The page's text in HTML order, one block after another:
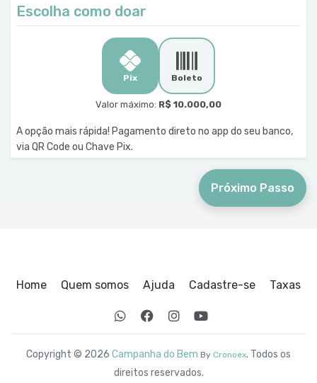
Escolha como doar
Pix Boleto
Valor máximo: R$ 10.000,00
A opção mais rápida! Pagamento direto no app do seu banco,
via QR Code ou Chave Pix.
Próximo Passo
Home Quem somos Ajuda Cadastre-se Taxas
Copyright © 2026 Campanha do Bem By Cronoex. Todos os
direitos reservados.